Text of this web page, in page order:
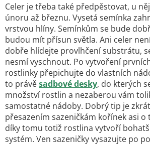
Celer je třeba také předpěstovat, u
únoru až březnu. Vysetá semínka
vrstvou hlíny. Semínkům se bude
budou mít přísun světla. Ani celer
dobře hlídejte provlhčení substrátu,
nesmí vyschnout. Po vytvoření
rostlinky přepichujte do vlastních
to právěsadbové desky, do kterých
množství rostlin a nezaberou vám
samostatné nádoby. Dobrý tip je
přesazením sazeničkám kořínek asi
díky tomu totiž rostlina vytvoří
systém. Ven sazeničky vysazujte po